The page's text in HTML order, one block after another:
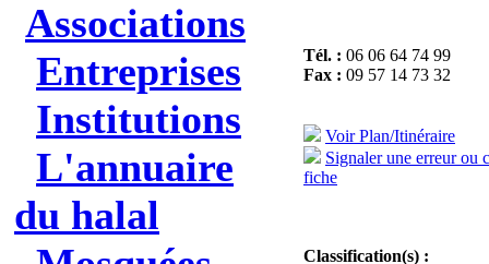
Associations
Entreprises
Institutions
L'annuaire
du halal
Tél. : 06 06 64 74 99
Fax : 09 57 14 73 32
Voir Plan/Itinéraire
Signaler une erreur ou
fiche
Classification(s) :